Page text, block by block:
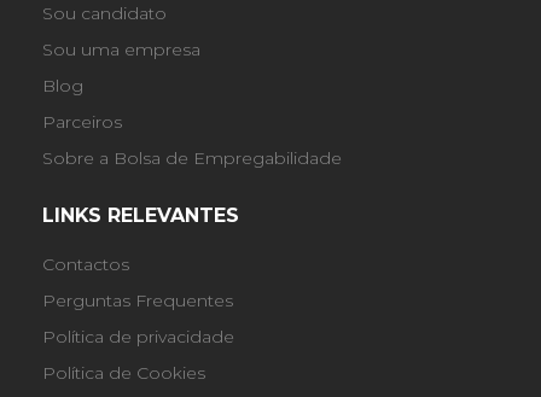
Sou candidato
Sou uma empresa
Blog
Parceiros
Sobre a Bolsa de Empregabilidade
LINKS RELEVANTES
Contactos
Perguntas Frequentes
Política de privacidade
Política de Cookies